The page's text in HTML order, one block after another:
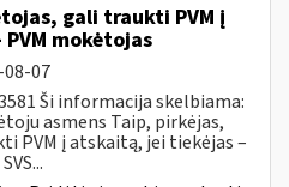
gali traukti PVM į
mokėtojas
08-07
Ši informacija skelbiama:
asmens Taip, pirkėjas,
PVM į atskaitą, jei tiekėjas –